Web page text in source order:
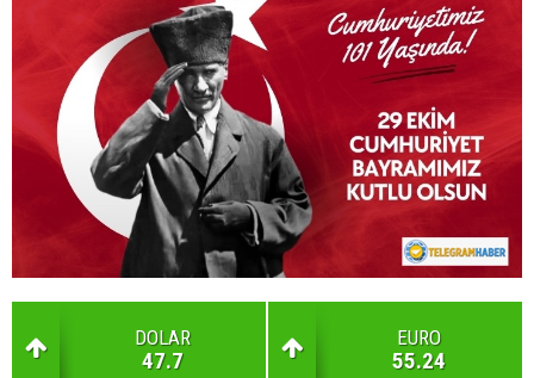
DOLAR
47.7
EURO
55.24